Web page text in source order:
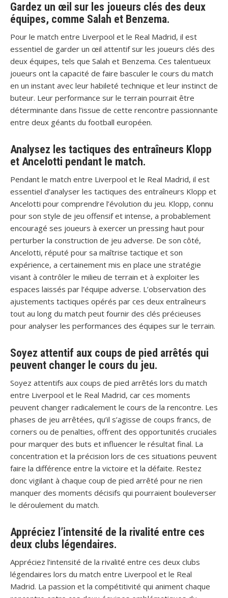
Gardez un œil sur les joueurs clés des deux
équipes, comme Salah et Benzema.
Pour le match entre Liverpool et le Real Madrid, il est
essentiel de garder un œil attentif sur les joueurs clés des
deux équipes, tels que Salah et Benzema. Ces talentueux
joueurs ont la capacité de faire basculer le cours du match
en un instant avec leur habileté technique et leur instinct de
buteur. Leur performance sur le terrain pourrait être
déterminante dans l’issue de cette rencontre passionnante
entre deux géants du football européen.
Analysez les tactiques des entraîneurs Klopp
et Ancelotti pendant le match.
Pendant le match entre Liverpool et le Real Madrid, il est
essentiel d’analyser les tactiques des entraîneurs Klopp et
Ancelotti pour comprendre l’évolution du jeu. Klopp, connu
pour son style de jeu offensif et intense, a probablement
encouragé ses joueurs à exercer un pressing haut pour
perturber la construction de jeu adverse. De son côté,
Ancelotti, réputé pour sa maîtrise tactique et son
expérience, a certainement mis en place une stratégie
visant à contrôler le milieu de terrain et à exploiter les
espaces laissés par l’équipe adverse. L’observation des
ajustements tactiques opérés par ces deux entraîneurs
tout au long du match peut fournir des clés précieuses
pour analyser les performances des équipes sur le terrain.
Soyez attentif aux coups de pied arrêtés qui
peuvent changer le cours du jeu.
Soyez attentifs aux coups de pied arrêtés lors du match
entre Liverpool et le Real Madrid, car ces moments
peuvent changer radicalement le cours de la rencontre. Les
phases de jeu arrêtées, qu’il s’agisse de coups francs, de
corners ou de penalties, offrent des opportunités cruciales
pour marquer des buts et influencer le résultat final. La
concentration et la précision lors de ces situations peuvent
faire la différence entre la victoire et la défaite. Restez
donc vigilant à chaque coup de pied arrêté pour ne rien
manquer des moments décisifs qui pourraient bouleverser
le déroulement du match.
Appréciez l’intensité de la rivalité entre ces
deux clubs légendaires.
Appréciez l’intensité de la rivalité entre ces deux clubs
légendaires lors du match entre Liverpool et le Real
Madrid. La passion et la compétitivité qui animent chaque